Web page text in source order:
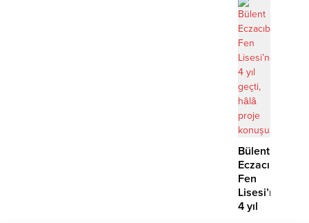
Bülent
Eczacıbaşı
Fen
Lisesi’nde
4 yıl